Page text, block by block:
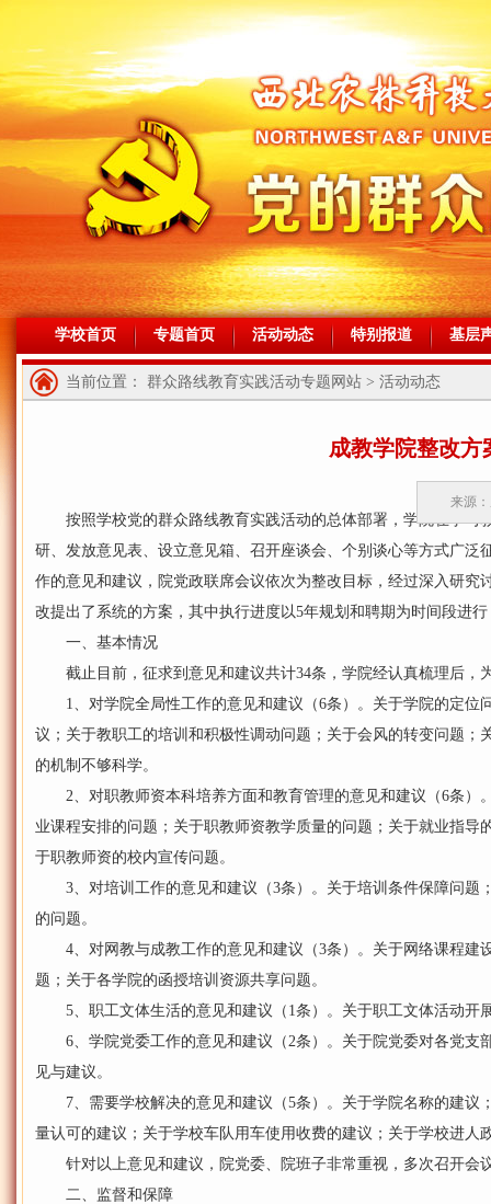
学校首页 专题首页 活动动态 特别报道 基层
当前位置： 群众路线教育实践活动专题网站 > 活动动态
成教学院整改方
来源
按照学校党的群众路线教育实践活动的总体部署，学院在学习
研、发放意见表、设立意见箱、召开座谈会、个别谈心等方式广泛
作的意见和建议，院党政联席会议依次为整改目标，经过深入研究
改提出了系统的方案，其中执行进度以5年规划和聘期为时间段进
一、基本情况
截止目前，征求到意见和建议共计34条，学院经认真梳理后，
1、对学院全局性工作的意见和建议（6条）。关于学院的定位
议；关于教职工的培训和积极性调动问题；关于会风的转变问题；
的机制不够科学。
2、对职教师资本科培养方面和教育管理的意见和建议（6条）
业课程安排的问题；关于职教师资教学质量的问题；关于就业指导
于职教师资的校内宣传问题。
3、对培训工作的意见和建议（3条）。关于培训条件保障问题
的问题。
4、对网教与成教工作的意见和建议（3条）。关于网络课程建
题；关于各学院的函授培训资源共享问题。
5、职工文体生活的意见和建议（1条）。关于职工文体活动开
6、学院党委工作的意见和建议（2条）。关于院党委对各党支
见与建议。
7、需要学校解决的意见和建议（5条）。关于学院名称的建议
量认可的建议；关于学校车队用车使用收费的建议；关于学校进人
针对以上意见和建议，院党委、院班子非常重视，多次召开会
二、监督和保障